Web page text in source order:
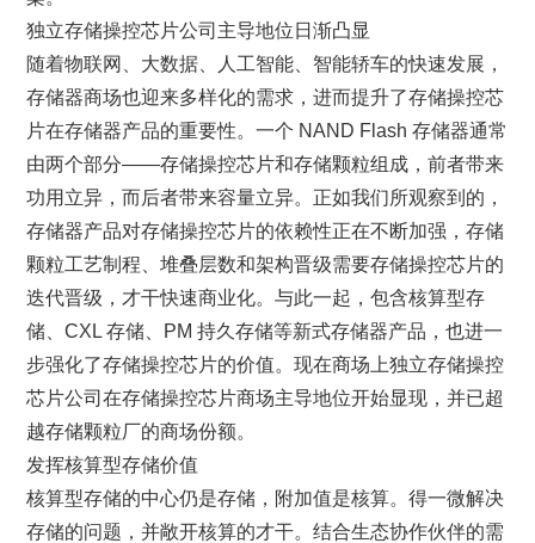
独立存储操控芯片公司主导地位日渐凸显
随着物联网、大数据、人工智能、智能轿车的快速发展，
存储器商场也迎来多样化的需求，进而提升了存储操控芯
片在存储器产品的重要性。一个 NAND Flash 存储器通常
由两个部分——存储操控芯片和存储颗粒组成，前者带来
功用立异，而后者带来容量立异。正如我们所观察到的，
存储器产品对存储操控芯片的依赖性正在不断加强，存储
颗粒工艺制程、堆叠层数和架构晋级需要存储操控芯片的
迭代晋级，才干快速商业化。与此一起，包含核算型存
储、CXL 存储、PM 持久存储等新式存储器产品，也进一
步强化了存储操控芯片的价值。现在商场上独立存储操控
芯片公司在存储操控芯片商场主导地位开始显现，并已超
越存储颗粒厂的商场份额。
发挥核算型存储价值
核算型存储的中心仍是存储，附加值是核算。得一微解决
存储的问题，并敞开核算的才干。结合生态协作伙伴的需